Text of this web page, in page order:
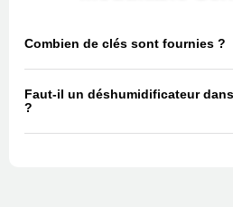
Combien de clés sont fournies ?
Faut-il un déshumidificateur
?